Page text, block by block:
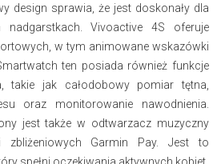
design sprawia, że jest doskonały dla
nadgarstkach. Vivoactive 4S oferuje
w tym animowane wskazówki
ten posiada również funkcje
takie jak całodobowy pomiar tętna,
oraz monitorowanie nawodnienia.
jest także w odtwarzacz muzyczny
zbliżeniowych Garmin Pay. Jest to
spełni oczekiwania aktywnych kobiet.